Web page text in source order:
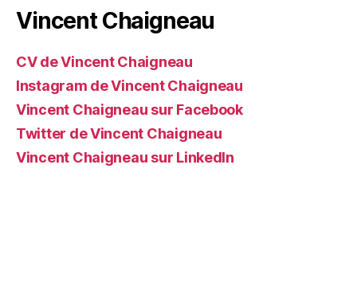
Vincent Chaigneau
CV de Vincent Chaigneau
Instagram de Vincent Chaigneau
Vincent Chaigneau sur Facebook
Twitter de Vincent Chaigneau
Vincent Chaigneau sur LinkedIn